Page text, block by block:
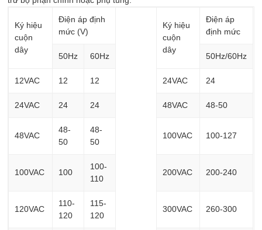
Ký hiệu
cuộn
dây
Điện áp định
mức (V)
Ký hiệu
cuộn
dây
Điện áp
định mức
50Hz 60Hz 50Hz/60Hz
12VAC 12 12 24VAC 24
24VAC 24 24 48VAC 48-50
48VAC
48-
50
48-
50
100VAC 100-127
100VAC 100
100-
110
200VAC 200-240
120VAC
110-
120
115-
120
300VAC 260-300